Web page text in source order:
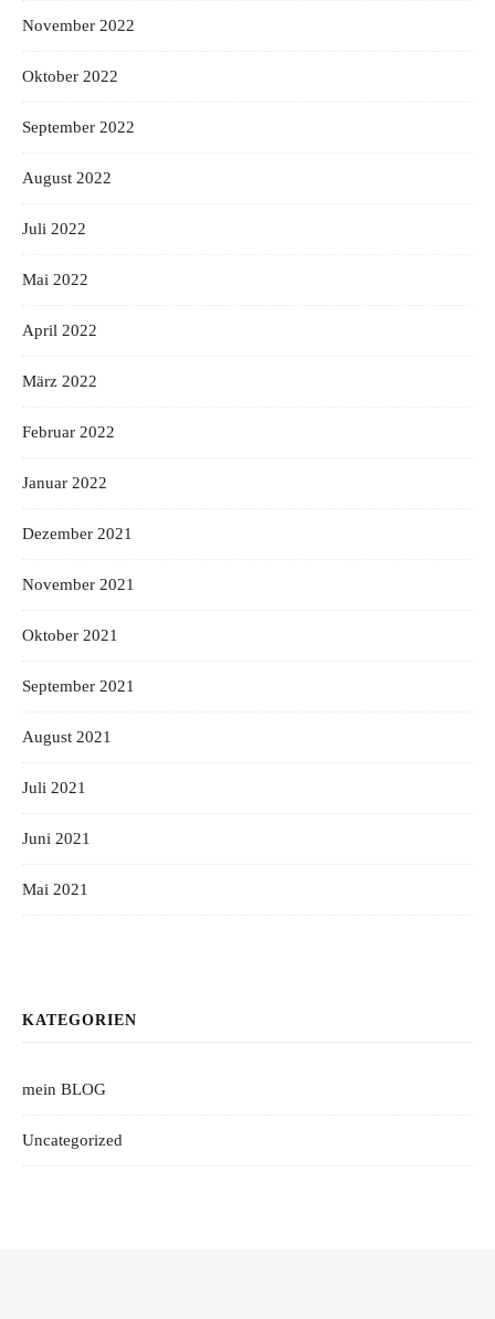
November 2022
Oktober 2022
September 2022
August 2022
Juli 2022
Mai 2022
April 2022
März 2022
Februar 2022
Januar 2022
Dezember 2021
November 2021
Oktober 2021
September 2021
August 2021
Juli 2021
Juni 2021
Mai 2021
KATEGORIEN
mein BLOG
Uncategorized